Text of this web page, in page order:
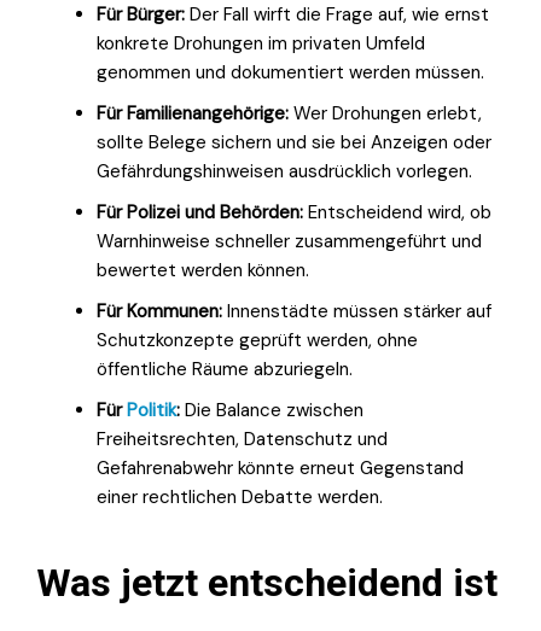
Für Bürger: Der Fall wirft die Frage auf, wie ernst
konkrete Drohungen im privaten Umfeld
genommen und dokumentiert werden müssen.
Für Familienangehörige: Wer Drohungen erlebt,
sollte Belege sichern und sie bei Anzeigen oder
Gefährdungshinweisen ausdrücklich vorlegen.
Für Polizei und Behörden: Entscheidend wird, ob
Warnhinweise schneller zusammengeführt und
bewertet werden können.
Für Kommunen: Innenstädte müssen stärker auf
Schutzkonzepte geprüft werden, ohne
öffentliche Räume abzuriegeln.
FürPolitik: Die Balance zwischen
Freiheitsrechten, Datenschutz und
Gefahrenabwehr könnte erneut Gegenstand
einer rechtlichen Debatte werden.
Was jetzt entscheidend ist